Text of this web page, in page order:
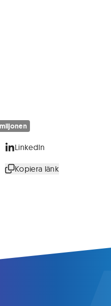
LinkedIn
Kopiera länk